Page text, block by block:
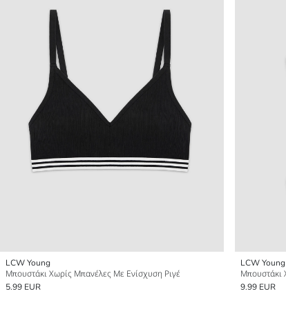
LCW Young
Μπουστάκι Χωρίς Μπανέλες Με Ενίσχυση Ριγέ
5.99 EUR
LCW Young
9.99 EUR